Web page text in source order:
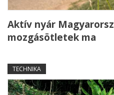
Aktív nyár
mozgásötletek ma
TECHNIKA